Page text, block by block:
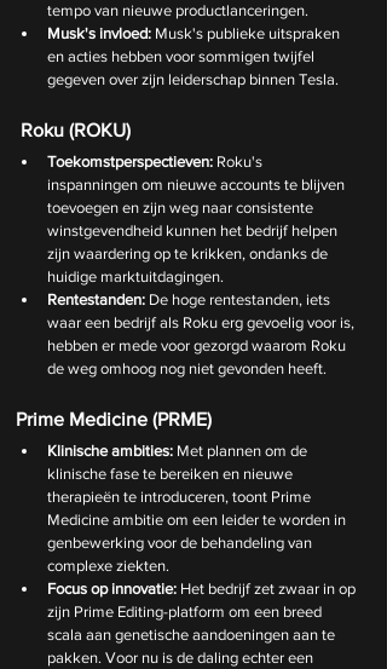
tempo van nieuwe productlanceringen.
Musk's invloed: Musk's publieke uitspraken
en acties hebben voor sommigen twijfel
gegeven over zijn leiderschap binnen Tesla.
Roku (ROKU)
Toekomstperspectieven: Roku's
inspanningen om nieuwe accounts te blijven
toevoegen en zijn weg naar consistente
winstgevendheid kunnen het bedrijf helpen
zijn waardering op te krikken, ondanks de
huidige marktuitdagingen.
Rentestanden: De hoge rentestanden, iets
waar een bedrijf als Roku erg gevoelig voor is,
hebben er mede voor gezorgd waarom Roku
de weg omhoog nog niet gevonden heeft.
Prime Medicine (PRME)
Klinische ambities: Met plannen om de
klinische fase te bereiken en nieuwe
therapieën te introduceren, toont Prime
Medicine ambitie om een leider te worden in
genbewerking voor de behandeling van
complexe ziekten.
Focus op innovatie: Het bedrijf zet zwaar in op
zijn Prime Editing-platform om een breed
scala aan genetische aandoeningen aan te
pakken. Voor nu is de daling echter een